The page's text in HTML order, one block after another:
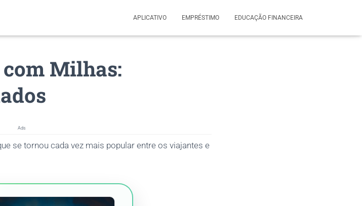
APLICATIVO EMPRÉSTIMO EDUCAÇÃO FINANCEIRA
Milhas:
Ads
se tornou cada vez mais popular entre os viajantes e